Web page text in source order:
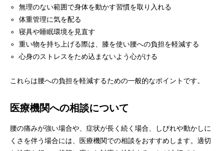
無理のない範囲で身体を動かす習慣を取り入れる
体重管理に気を配る
寝具や睡眠環境を見直す
重い物を持ち上げる際は、膝を使い腰への負担を軽減する
心身のストレスをため込まないよう心がける
これらは腰への負担を軽減するための一般的なポイントです。
医療機関への相談について
腰の痛みが強い場合や、症状が長く続く場合、しびれや動かしに
くさを伴う場合には、医療機関での相談をおすすめします。適切